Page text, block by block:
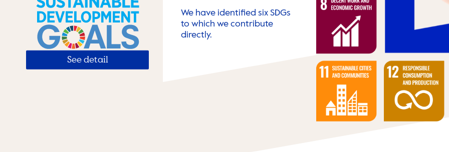
See detail
We have identified six SDGs
to which we contribute
directly.